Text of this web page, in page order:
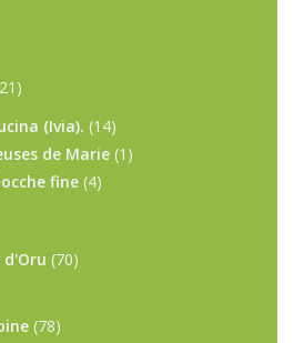
(Ivia). (14)
de Marie (1)
fine (4)
d'Oru (70)
(78)